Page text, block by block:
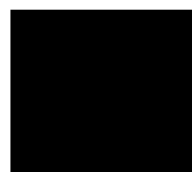
MyToyota login